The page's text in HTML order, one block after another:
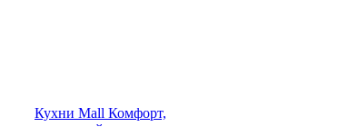
Кухни Mall Комфорт,